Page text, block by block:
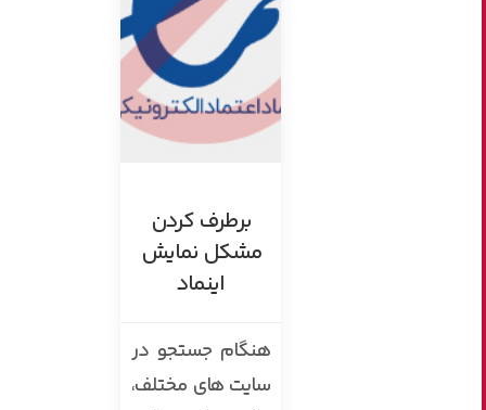
برطرف کردن
مشکل نمایش
اینماد
هنگام جستجو در
سایت های مختلف،